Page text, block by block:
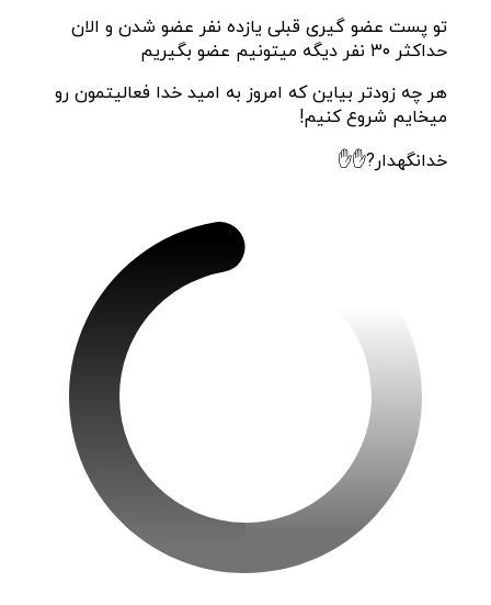
تو پست عضو گیری قبلی یازده نفر عضو شدن و الان
حداکثر ۳۰ نفر دیگه میتونیم عضو بگیریم
هر چه زودتر بیاین که امروز به امید خدا فعالیتمون رو
میخایم شروع کنیم!
خدانگهدار?✋✋